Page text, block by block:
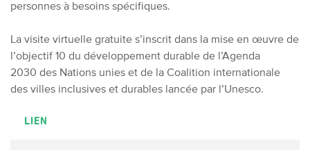
personnes à besoins spécifiques.
La visite virtuelle gratuite s’inscrit dans la mise en œuvre de
l’objectif 10 du développement durable de l’Agenda
2030 des Nations unies et de la Coalition internationale
des villes inclusives et durables lancée par l’Unesco.
LIEN